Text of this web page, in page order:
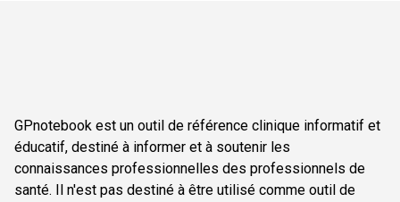
GPnotebook est un outil de référence clinique informatif et
éducatif, destiné à informer et à soutenir les
connaissances professionnelles des professionnels de
santé. Il n'est pas destiné à être utilisé comme outil de